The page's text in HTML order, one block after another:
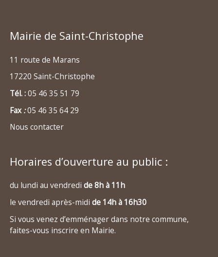
Mairie de Saint-Christophe
11 route de Marans
17220 Saint-Christophe
Tél. :05 46 35 51 79
Fax:05 46 35 64 29
Nous contacter
Horaires d’ouverture au public :
du lundi au vendredi de 8h à 11h
le vendredi après-midi de 14h à 16h30
Si vous venez d’emménager dans notre commune,
faites-vous inscrire en Mairie.